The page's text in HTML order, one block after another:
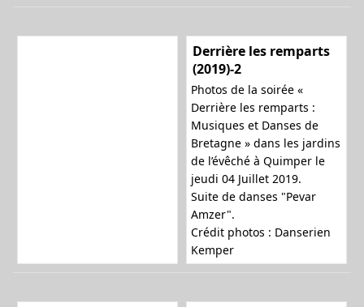
Derrière les remparts
(2019)-2
Photos de la soirée «
Derrière les remparts :
Musiques et Danses de
Bretagne » dans les jardins
de l’évêché à Quimper le
jeudi 04 Juillet 2019.
Suite de danses "Pevar
Amzer".
Crédit photos : Danserien
Kemper